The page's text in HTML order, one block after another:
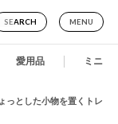
SEARCH MENU
愛用品 ミニメ
っとした小物を置くトレー